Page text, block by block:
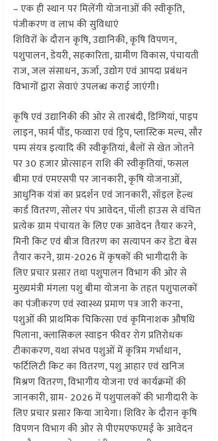
– एक ही स्थान पर मिलेंगी योजनाओं की स्वीकृति,
पंजीकरण व लाभ की सुविधाएं
शिविरों के दौरान कृषि, उद्यानिकी, कृषि विपणन,
पशुपालन, डेयरी, सहकारिता, ग्रामीण विकास, पंचायती
राज, जल संसाधन, ऊर्जा, उद्योग एवं आपदा प्रबंधन
विभागों द्वारा सेवाएं उपलब्ध कराई जाएंगी।
कृषि एवं उद्यानिकी की ओर से तारबंदी, डिग्गियां, पाइप
लाइन, फार्म पौंड, फव्वारा एवं ड्रिप, प्लास्टिक मल्च, सौर
पम्प संयत्र इत्यादि की स्वीकृतियां, बैलों से खेत जोतने
पर 30 हजार प्रोत्साहन राशि की स्वीकृतियां, फसल
बीमा एवं एमएसपी पर जानकारी, कृषि योजनाओं,
आधुनिक यंत्रां का प्रदर्शन एवं जानकारी, सॉइल हेल्थ
कार्ड वितरण, सोलर पंप आवेदन, पॉली हाउस से वंचित
प्रत्येक ग्राम पंचायत के लिए एक आवेदन तैयार करने,
मिनी किट एवं बीज वितरण का सत्यापन कर डेटा बेस
तैयार करने, ग्राम-2026 में कृषकों की भागीदारी के
लिए प्रचार प्रसार तथा पशुपालन विभाग की ओर से
मुख्यमंत्री मंगला पशु बीमा योजना के तहत पशुपालकों
का पंजीकरण एवं स्वास्थ्य प्रमाण पत्र जारी करना,
पशुओं की प्राथमिक चिकित्सा एवं कृमिनाशक औषधि
पिलाना, क्लासिकल स्वाइन फीवर रोग प्रतिरोधक
टीकाकरण, यथा संभव पशुओं में कृत्रिम गर्भाधान,
फर्टिलिटी किट का वितरण, पशु आहार एवं खनिज
मिश्रण वितरण, विभागीय योजना एवं कार्यक्रमों की
जानकारी, ग्राम- 2026 में पशुपालकों की भागीदारी के
लिए प्रचार प्रसार किया जायेगा। शिविर के दौरान कृषि
विपणन विभाग की ओर से पीएमएफएमई के आवेदन